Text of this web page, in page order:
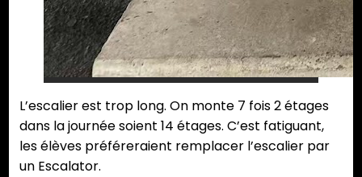
L’escalier est trop long. On monte 7 fois 2 étages
dans la journée soient 14 étages. C’est fatiguant,
les élèves préféreraient remplacer l’escalier par
un Escalator.